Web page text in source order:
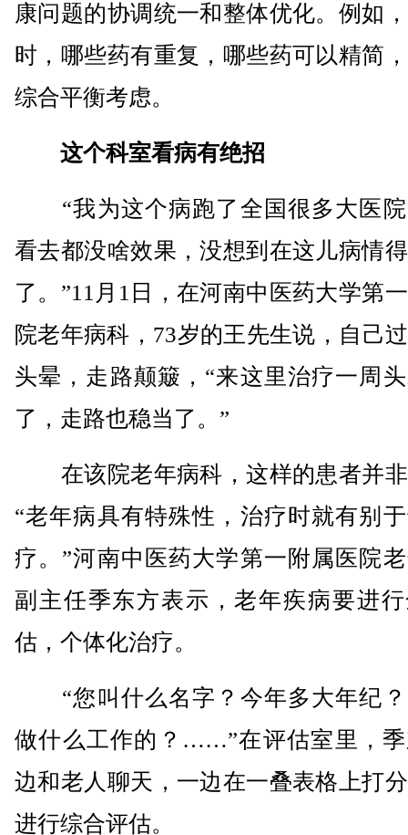
康问题的协调统一和整体优化。例如
时，哪些药有重复，哪些药可以精简
综合平衡考虑。
这个科室看病有绝招
“我为这个病跑了全国很多大医院
看去都没啥效果，没想到在这儿病情
了。”11月1日，在河南中医药大学第
院老年病科，73岁的王先生说，自己
头晕，走路颠簸，“来这里治疗一周
了，走路也稳当了。”
在该院老年病科，这样的患者并
“老年病具有特殊性，治疗时就有别
疗。”河南中医药大学第一附属医院
副主任季东方表示，老年疾病要进
估，个体化治疗。
“您叫什么名字？今年多大年纪？
做什么工作的？……”在评估室里，
边和老人聊天，一边在一叠表格上打
进行综合评估。